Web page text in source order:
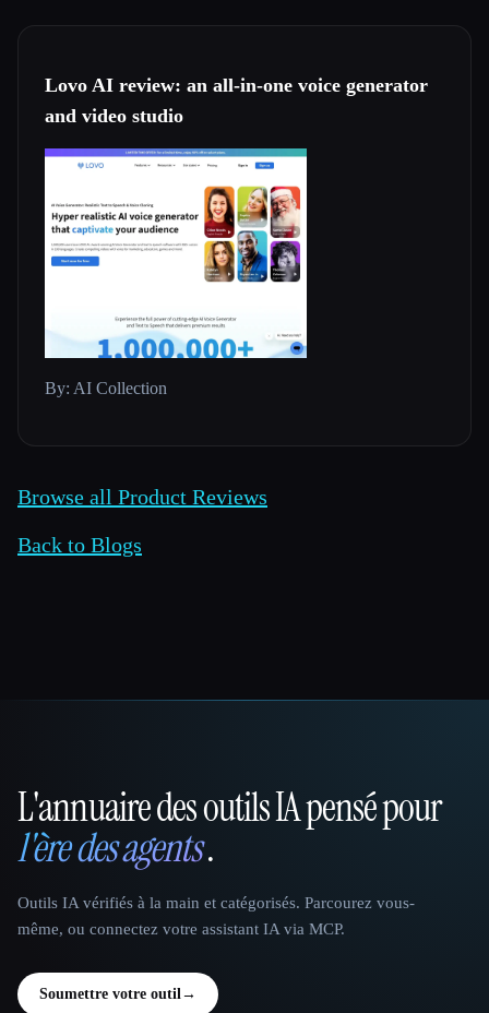
Lovo AI review: an all-in-one voice generator
and video studio
By: AI Collection
Browse all Product Reviews
Back to Blogs
That AI Collection
L'annuaire des outils IA pensé pour
l'ère des agents.
Outils IA vérifiés à la main et catégorisés. Parcourez vous-
même, ou connectez votre assistant IA via MCP.
Soumettre votre outil →